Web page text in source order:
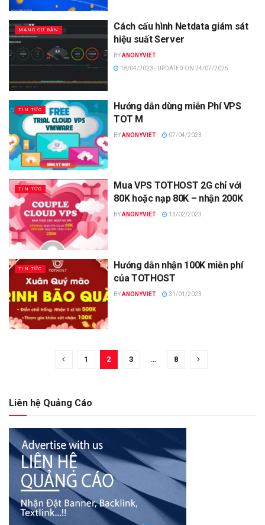
MẠNG CƠ BẢN
Cách cấu hình Netdata giám sát
hiệu suất Server
BYANONYVIET
18/04/2023 - UPDATED ON 24/07/2025
TIN TỨC
Hướng dẫn dùng miễn Phí VPS
TOT M
BYANONYVIET 07/04/2023
TIN TỨC
Mua VPS TOTHOST 2G chỉ với
80K hoặc nạp 80K – nhận 200K
BYANONYVIET 13/02/2023
TIN TỨC
Hướng dẫn nhận 100K miễn phí
của TOTHOST
BYANONYVIET 31/01/2023
1 2 3 … 8
Liên hệ Quảng Cáo